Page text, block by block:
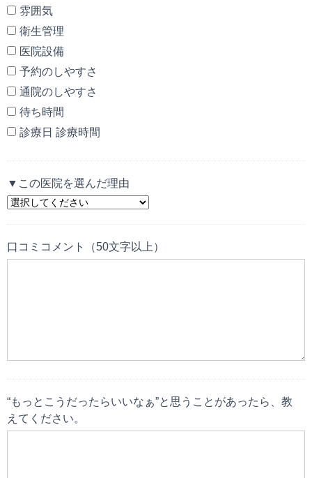
雰囲気
衛生管理
医院設備
予約のしやすさ
通院のしやすさ
待ち時間
診療日 診療時間
▼この医院を選んだ理由
口コミコメント（50文字以上）
“もっとこうだったらいいなぁ”と思うことがあったら、教
えてください。